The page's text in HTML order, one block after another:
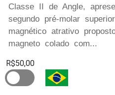
Classe II de Angle,
segundo pré-molar
magnético atrativo
magneto colado com...
R$50,00